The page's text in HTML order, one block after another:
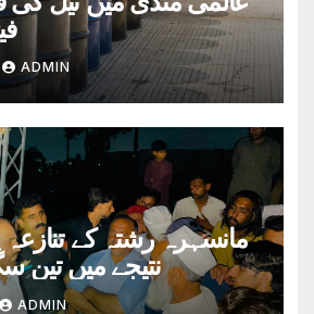
ADMIN
مانسہرہ رشتہ کے تنازعہ
نتیجے میں تین
ADMIN